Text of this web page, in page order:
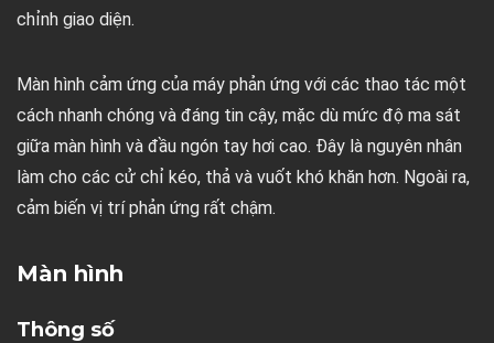
chỉnh giao diện.
Màn hình cảm ứng của máy phản ứng với các thao tác một
cách nhanh chóng và đáng tin cậy, mặc dù mức độ ma sát
giữa màn hình và đầu ngón tay hơi cao. Đây là nguyên nhân
làm cho các cử chỉ kéo, thả và vuốt khó khăn hơn. Ngoài ra,
cảm biến vị trí phản ứng rất chậm.
Màn hình
Thông số